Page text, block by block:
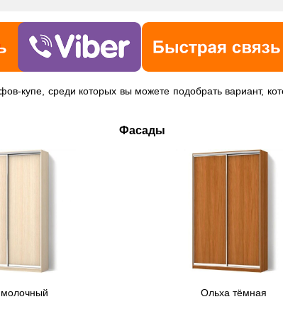
купе, среди которых вы можете подобрать вариант,
Фасады
Ольха тёмная